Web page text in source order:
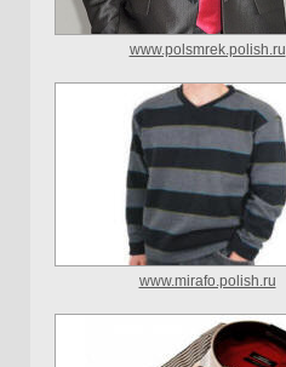
www.polsmrek.polish.ru
www.mirafo.polish.ru